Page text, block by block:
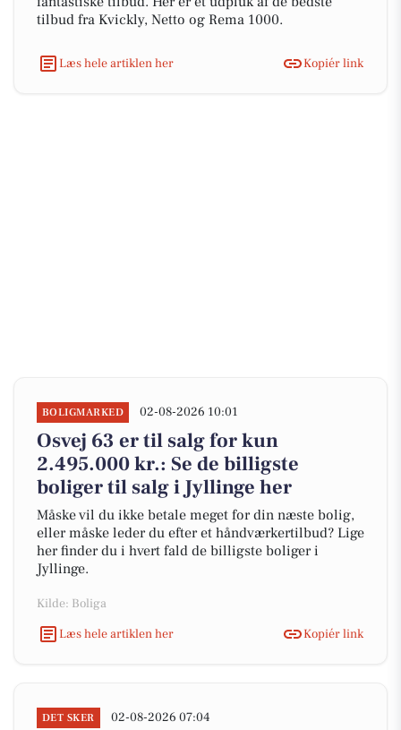
tilbud fra Kvickly, Netto og Rema 1000.
Læs hele artiklen her Kopiér link
BOLIGMARKED 02-08-2026 10:01
Osvej 63 er til salg for kun
2.495.000 kr.: Se de billigste
boliger til salg i Jyllinge her
Måske vil du ikke betale meget for din næste bolig,
eller måske leder du efter et håndværkertilbud? Lige
her finder du i hvert fald de billigste boliger i
Jyllinge.
Kilde: Boliga
Læs hele artiklen her
Kopiér link
DET SKER 02-08-2026 07:04